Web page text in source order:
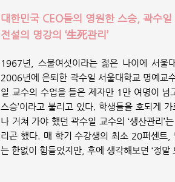
1967년, 스물여섯이라는 젊은 나이에 서울
2006년에 은퇴한 곽수일 서울대학교 명예교
일 교수의 수업을 들은 제자만 1만 여명이
스승’이라고 불리고 있다. 학생들을 호되게
나 거쳐 가야 했던 곽수일 교수의 ‘생산관리’
리곤 했다. 매 학기 수강생의 최소 20퍼센트
는 한없이 힘들었지만, 후에 생각해보면 ‘정말
대한민국 CEO들의 영원한 스승, 곽수
전설의 명강의 ‘生死관리’